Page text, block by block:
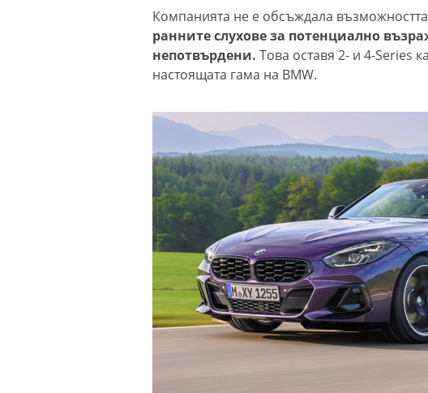
Компанията не е обсъждала
ранните слухове за потенциално
непотвърдени. Това оставя 2- и 4-Series
настоящата гама на BMW.